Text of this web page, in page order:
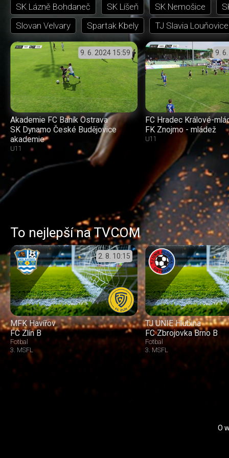
SK Lázně Bohdaneč
SK Líšeň SK Nemošice
Slovan Velvary
Spartak Kbely TJ Slavia Louňovice
9. 6. 2024 15:59
Akademie FC Baník Ostrava
SK Dynamo České Budějovice
akademie
U11
9.
FC Hradec Králové-
FK Znojmo - mládež
U11
To nejlepší na TVCOM
2. 8. 10:15
MFK Havířov
FC Zlín B
Fotbal
3. MSFL
TJ UNIE Hlubina
FC Zbrojovka Brno B
Fotbal
3. MSFL
O